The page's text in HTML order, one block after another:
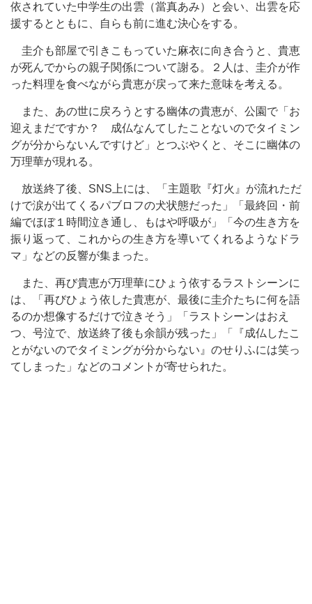
依されていた中学生の出雲（當真あみ）と会い、出雲を応
援するとともに、自らも前に進む決心をする。
圭介も部屋で引きこもっていた麻衣に向き合うと、貴恵
が死んでからの親子関係について謝る。２人は、圭介が作
った料理を食べながら貴恵が戻って来た意味を考える。
また、あの世に戻ろうとする幽体の貴恵が、公園で「お
迎えまだですか？ 成仏なんてしたことないのでタイミン
グが分からないんですけど」とつぶやくと、そこに幽体の
万理華が現れる。
放送終了後、SNS上には、「主題歌『灯火』が流れただ
けで涙が出てくるパブロフの犬状態だった」「最終回・前
編でほぼ１時間泣き通し、もはや呼吸が」「今の生き方を
振り返って、これからの生き方を導いてくれるようなドラ
マ」などの反響が集まった。
また、再び貴恵が万理華にひょう依するラストシーンに
は、「再びひょう依した貴恵が、最後に圭介たちに何を語
るのか想像するだけで泣きそう」「ラストシーンはおえ
つ、号泣で、放送終了後も余韻が残った」「『成仏したこ
とがないのでタイミングが分からない』のせりふには笑っ
てしまった」などのコメントが寄せられた。